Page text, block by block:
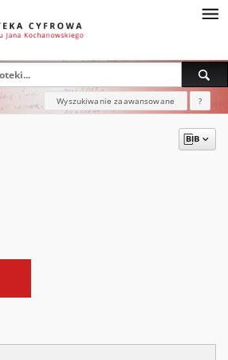
Wyszukiwanie zaawansowane ?